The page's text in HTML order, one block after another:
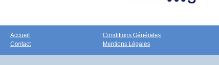
Accueil
Contact
Conditions Générales
Mentions Légales